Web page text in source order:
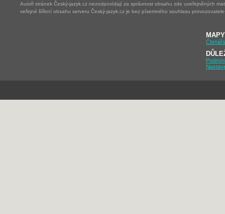
Autoři stránek Český-jazyk.cz nezodpovídají za správnost obsahu zde uveřejněných
veřejné šíření obsahu serveru Český-jazyk.cz je bez písemného souhlasu